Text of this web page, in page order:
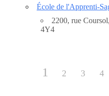
École de l'Apprenti-
2200, rue
4Y4
1 2 3 4